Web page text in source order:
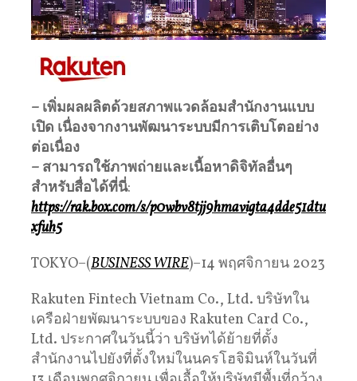
– เพิ่มผลผลิตด้วยสภาพแวดล้อมสำนักงานแบบ
เปิด เนื่องจากงานพัฒนาระบบมีการเติบโตอย่าง
ต่อเนื่อง
– สามารถใช้ภาพถ่ายและเนื้อหาดิจิทัลอื่นๆ
สำหรับสื่อได้ที่นี่:
https://rak.box.com/s/p0wbv8tjj9hmavigta4dde51dtu
xfuh5
TOKYO–(BUSINESS WIRE)–14 พฤศจิกายน 2023
Rakuten Fintech Vietnam Co., Ltd. บริษัทใน
เครือฝ่ายพัฒนาระบบของ Rakuten Card Co.,
Ltd. ประกาศในวันนี้ว่า บริษัทได้ย้ายที่ตั้ง
สำนักงานไปยังที่ตั้งใหม่ในนครโฮจิมินห์ในวันที่